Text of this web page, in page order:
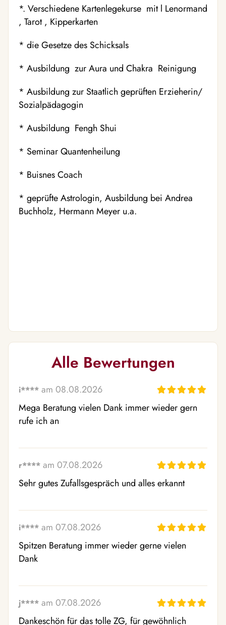
*. Verschiedene Kartenlegekurse mit l Lenormand
, Tarot , Kipperkarten
* die Gesetze des Schicksals
* Ausbildung zur Aura und Chakra Reinigung
* Ausbildung zur Staatlich geprüften Erzieherin/
Sozialpädagogin
* Ausbildung Fengh Shui
* Seminar Quantenheilung
* Buisnes Coach
* geprüfte Astrologin, Ausbildung bei Andrea
Buchholz, Hermann Meyer u.a.
Alle Bewertungen
i**** am 08.08.2026
Mega Beratung vielen Dank immer wieder gern
rufe ich an
r**** am 07.08.2026
Sehr gutes Zufallsgespräch und alles erkannt
i**** am 07.08.2026
Spitzen Beratung immer wieder gerne vielen
Dank
j**** am 07.08.2026
Dankeschön für das tolle ZG, für gewöhnlich